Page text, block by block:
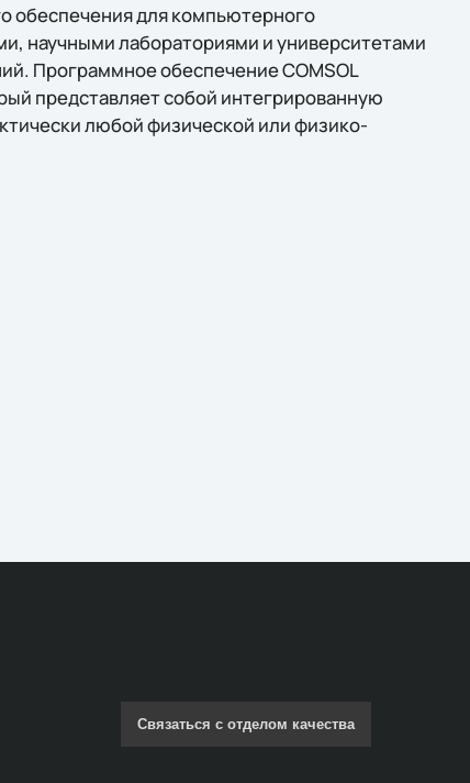
обеспечения для компьютерного
научными лабораториями и университетами
Программное обеспечение COMSOL
представляет собой интегрированную
любой физической или физико-
Связаться с отделом качества